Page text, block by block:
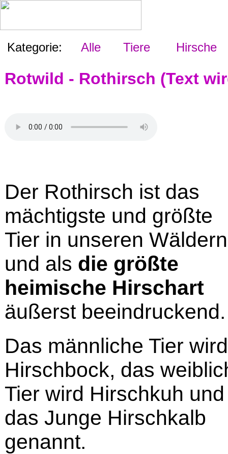
Kategorie: Alle Tiere Hirsche
Rotwild - Rothirsch (Text
Der Rothirsch ist das
mächtigste und größte
Tier in unseren Wäldern
und als die größte
heimische Hirschart
äußerst beeindruckend.
Das männliche Tier wird
Hirschbock, das
Tier wird Hirschkuh und
das Junge Hirschkalb
genannt.